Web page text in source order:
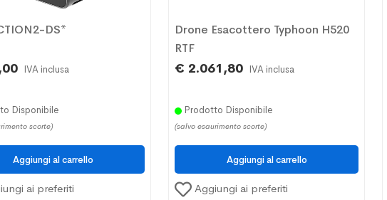
DS*
IVA inclusa
Disponibile
scorte)
ai preferiti
Drone Esacottero Typhoon H520
RTF
€ 2.061,80 IVA inclusa
Prodotto Disponibile
(salvo esaurimento scorte)
Aggiungi ai preferiti